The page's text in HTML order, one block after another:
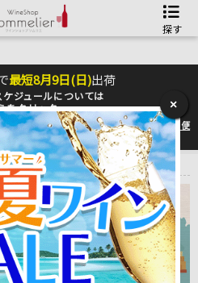
探す
最短8月9日(日)出荷
ジュールについては
をクリック
れが生じております。最新情報は佐川急便
ご確認下さい。
×